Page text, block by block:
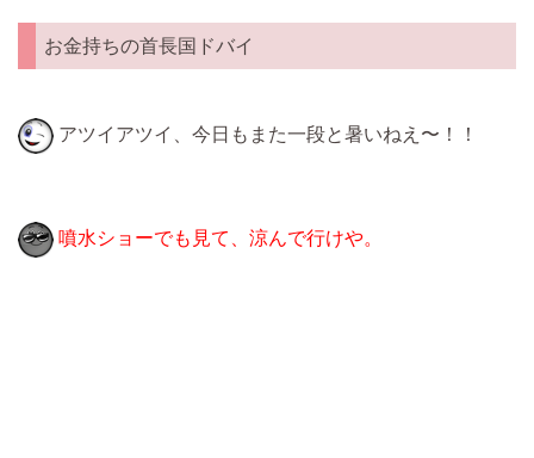
お金持ちの首長国ドバイ
アツイアツイ、今日もまた一段と暑いねえ〜！！
噴水ショーでも見て、涼んで行けや。